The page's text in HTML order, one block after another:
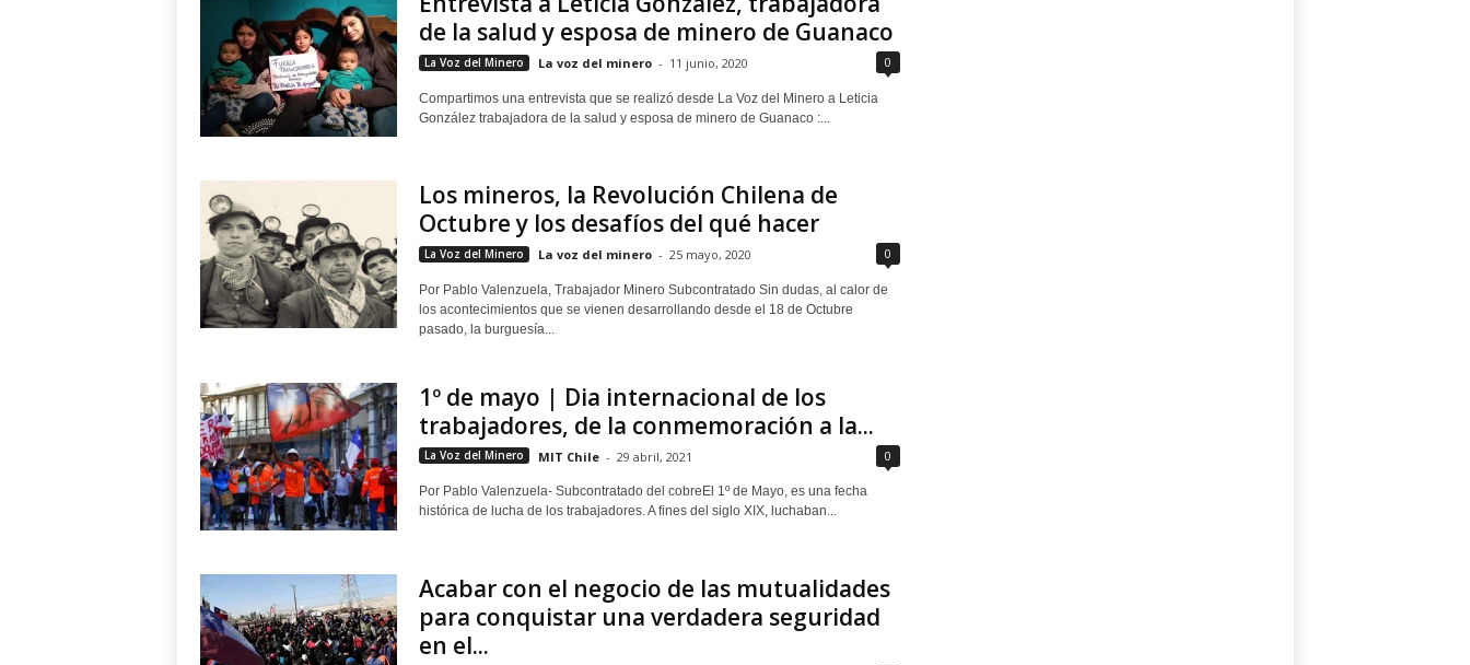
de la salud y esposa de minero de Guanaco
La Voz del Minero La voz del minero - 11 junio, 2020 0
Compartimos una entrevista que se realizó desde La Voz del Minero a Leticia
González trabajadora de la salud y esposa de minero de Guanaco :...
Los mineros, la Revolución Chilena de
Octubre y los desafíos del qué hacer
La Voz del Minero La voz del minero - 25 mayo, 2020 0
Por Pablo Valenzuela, Trabajador Minero Subcontratado Sin dudas, al calor de
los acontecimientos que se vienen desarrollando desde el 18 de Octubre
pasado, la burguesía...
1º de mayo | Dia internacional de los
trabajadores, de la conmemoración a la...
La Voz del Minero MIT Chile - 29 abril, 2021 0
Por Pablo Valenzuela- Subcontratado del cobreEl 1º de Mayo, es una fecha
histórica de lucha de los trabajadores. A fines del siglo XIX, luchaban...
Acabar con el negocio de las mutualidades
para conquistar una verdadera seguridad
en el...